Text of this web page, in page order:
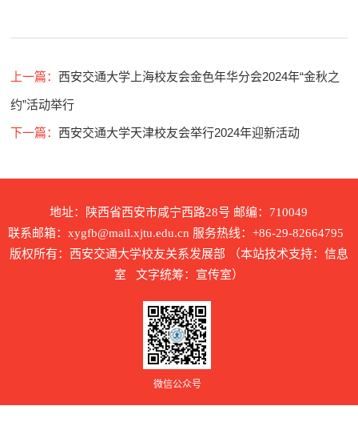
上一篇：西安交通大学上海校友会金色年华分会2024年“金秋之
约”活动举行
下一篇：西安交通大学天津校友会举行2024年迎新活动
地址：陕西省西安市咸宁西路28号 邮编：710049
联系邮箱：xygfb@mail.xjtu.edu.cn 服务热线：+86-29-82664795
版权所有：西安交通大学校友关系发展部 （本站技术支持：信息
室 文字统筹：宣传室）
微信公众号